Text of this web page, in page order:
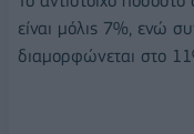
είναι μόλις 7%, ενώ
διαμορφώνεται στο